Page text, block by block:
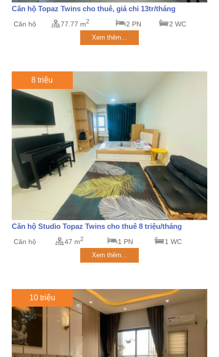
Căn hộ Topaz Twins cho thuê, giá chỉ 13tr/tháng
Căn hộ 77.77 m2 2 PN 2 WC
Xem thêm...
8 triệu
Căn hộ Studio Topaz Twins cho thuê 8 triệu/tháng
Căn hộ 47 m2 1 PN 1 WC
Xem thêm...
10 triệu